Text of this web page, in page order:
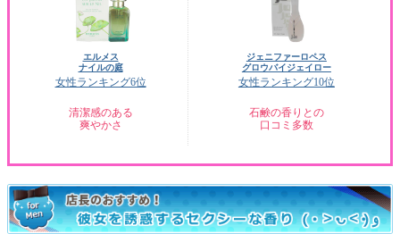
エルメス
ナイルの庭
女性ランキング6位
清潔感のある
爽やかさ
ジェニファーロペス
グロウバイジェイロー
女性ランキング10位
石鹸の香りとの
口コミ多数